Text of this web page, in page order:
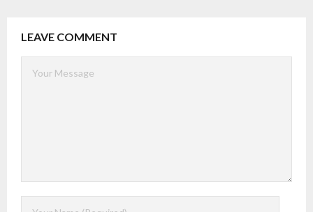
LEAVE COMMENT